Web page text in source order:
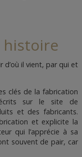
histoire
d’où il vient, par qui et
clés de la fabrication
sur le site de
et des fabricants.
et explicite la
qui l’apprécie à sa
souvent de pair, car